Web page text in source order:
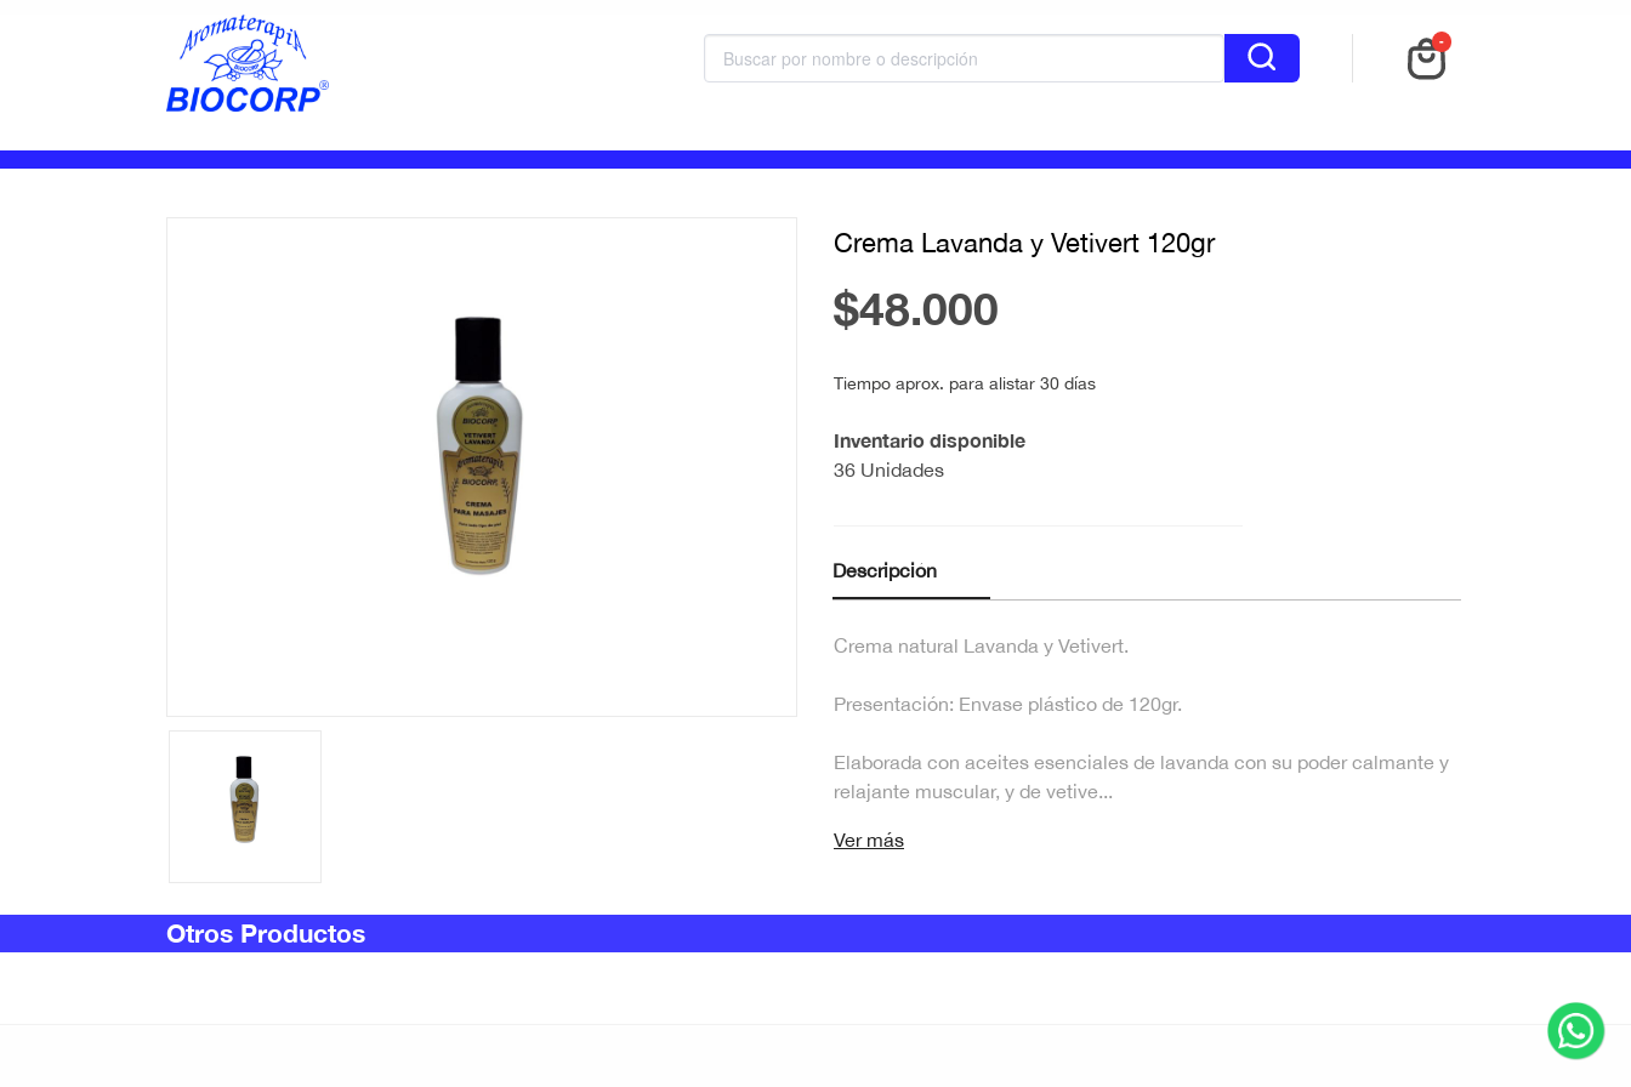
-
Crema Lavanda y Vetivert 120gr
$48.000
Tiempo aprox. para alistar 30 días
Inventario disponible
36 Unidades
Descripción
Crema natural Lavanda y Vetivert.
Presentación: Envase plástico de 120gr.
Elaborada con aceites esenciales de lavanda con su poder calmante y
relajante muscular, y de vetive...
Ver más
Otros Productos